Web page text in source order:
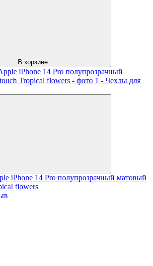
В корзине
iPhone 14 Pro полупрозрачный матовый
flowers